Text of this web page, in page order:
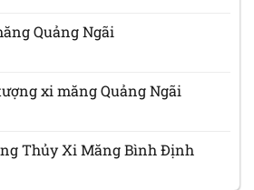
Quảng Ngãi
xi măng Quảng Ngãi
Thủy Xi Măng Bình Định